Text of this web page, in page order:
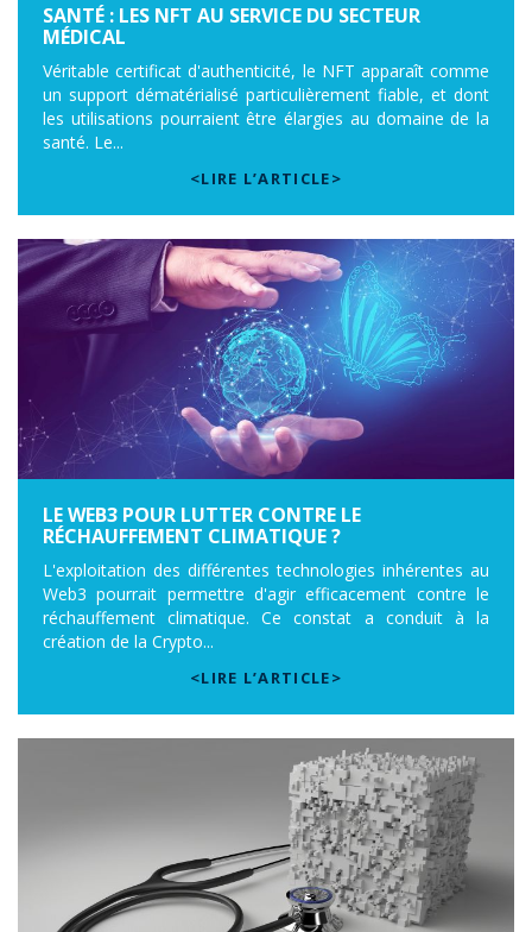
SANTÉ : LES NFT AU SERVICE DU SECTEUR
MÉDICAL
Véritable certificat d'authenticité, le NFT apparaît comme
un support dématérialisé particulièrement fiable, et dont
les utilisations pourraient être élargies au domaine de la
santé. Le...
<LIRE L’ARTICLE>
LE WEB3 POUR LUTTER CONTRE LE
RÉCHAUFFEMENT CLIMATIQUE ?
L'exploitation des différentes technologies inhérentes au
Web3 pourrait permettre d'agir efficacement contre le
réchauffement climatique. Ce constat a conduit à la
création de la Crypto...
<LIRE L’ARTICLE>